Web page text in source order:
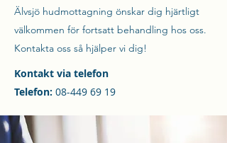
Älvsjö hudmottagning önskar dig hjärtligt
välkommen för fortsatt behandling hos oss.
Kontakta oss så hjälper vi dig!
Kontakt via telefon
Telefon: 08-449 69 19